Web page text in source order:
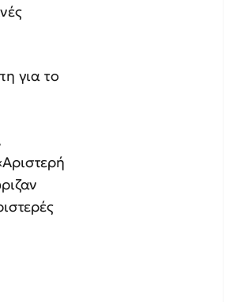
για το